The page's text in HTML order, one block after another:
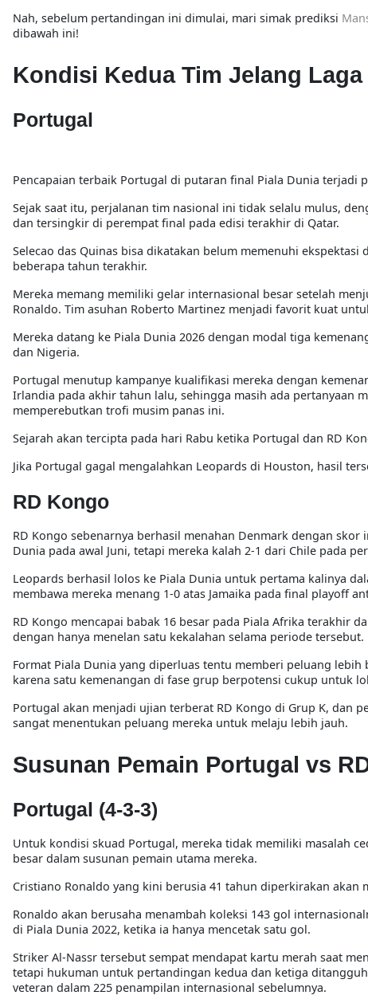
Nah, sebelum pertandingan ini dimulai, mari simak prediksi
dibawah ini!
Kondisi Kedua Tim Jelang Laga
Portugal
Pencapaian terbaik Portugal di putaran final Piala Dunia terjadi
Sejak saat itu, perjalanan tim nasional ini tidak selalu mulus,
dan tersingkir di perempat final pada edisi terakhir di Qatar.
Selecao das Quinas bisa dikatakan belum memenuhi
beberapa tahun terakhir.
Mereka memang memiliki gelar internasional besar setelah
Ronaldo. Tim asuhan Roberto Martinez menjadi favorit kuat
Mereka datang ke Piala Dunia 2026 dengan modal tiga
dan Nigeria.
Portugal menutup kampanye kualifikasi mereka dengan
Irlandia pada akhir tahun lalu, sehingga masih ada pertanyaan
memperebutkan trofi musim panas ini.
Sejarah akan tercipta pada hari Rabu ketika Portugal dan RD
Jika Portugal gagal mengalahkan Leopards di Houston, hasil
RD Kongo
RD Kongo sebenarnya berhasil menahan Denmark dengan
Dunia pada awal Juni, tetapi mereka kalah 2-1 dari Chile pada
Leopards berhasil lolos ke Piala Dunia untuk pertama kalinya
membawa mereka menang 1-0 atas Jamaika pada final playoff
RD Kongo mencapai babak 16 besar pada Piala Afrika terakhir
dengan hanya menelan satu kekalahan selama periode tersebut.
Format Piala Dunia yang diperluas tentu memberi peluang
karena satu kemenangan di fase grup berpotensi cukup untuk
Portugal akan menjadi ujian terberat RD Kongo di Grup K, dan
sangat menentukan peluang mereka untuk melaju lebih jauh.
Susunan Pemain Portugal vs
Portugal (4-3-3)
Untuk kondisi skuad Portugal, mereka tidak memiliki masalah
besar dalam susunan pemain utama mereka.
Cristiano Ronaldo yang kini berusia 41 tahun diperkirakan
Ronaldo akan berusaha menambah koleksi 143 gol
di Piala Dunia 2022, ketika ia hanya mencetak satu gol.
Striker Al-Nassr tersebut sempat mendapat kartu merah saat
tetapi hukuman untuk pertandingan kedua dan ketiga
veteran dalam 225 penampilan internasional sebelumnya.